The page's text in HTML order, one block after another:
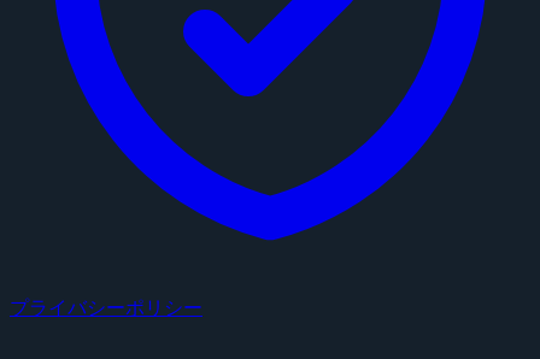
プライバシーポリシー